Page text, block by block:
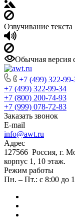
Озвучивание текста
Обычная версия
+7 (499) 322-99-
+7 (499) 322-99-34
+7 (800) 200-74-93
+7 (999) 078-72-83
Заказать звонок
E-mail
info@awt.ru
Адрес
127566 Россия, г.
корпус 1, 10 этаж.
Режим работы
Пн. – Пт.: с 8:00 до